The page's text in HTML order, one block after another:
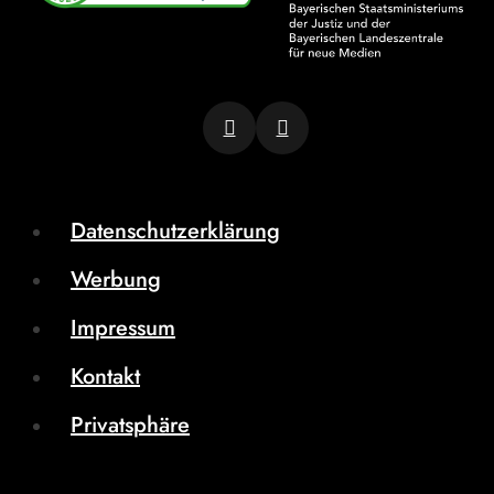
Datenschutzerklärung
Werbung
Impressum
Kontakt
Privatsphäre